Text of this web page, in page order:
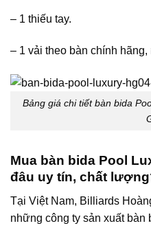
– 1 thiếu tay.
– 1 vải theo bàn chính hãng,
Bảng giá chi tiết bàn bida
Mua bàn bida Pool
đâu uy tín, chất
Tại Việt Nam, Billiards
những công ty sản xuất bàn